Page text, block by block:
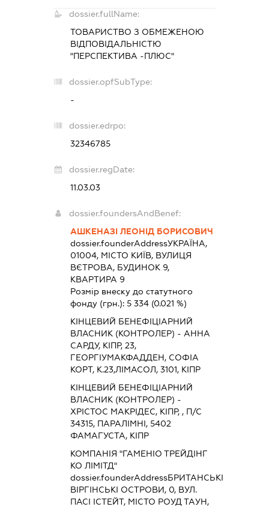
dossier.fullName:
ТОВАРИСТВО З ОБМЕЖЕНОЮ
ВІДПОВІДАЛЬНІСТЮ
"ПЕРСПЕКТИВА -ПЛЮС"
dossier.opfSubType:
-
dossier.edrpo:
32346785
dossier.regDate:
11.03.03
dossier.foundersAndBenef:
АШКЕНАЗІ ЛЕОНІД БОРИСОВИЧ
dossier.founderAddressУКРАЇНА,
01004, МІСТО КИЇВ, ВУЛИЦЯ
ВЄТРОВА, БУДИНОК 9,
КВАРТИРА 9
Розмір внеску до статутного
фонду (грн.): 5 334(0.021 %)
КІНЦЕВИЙ БЕНЕФІЦІАРНИЙ
ВЛАСНИК (КОНТРОЛЕР) - АННА
САРДУ, КІПР, 23,
ГЕОРГІУМАКФАДДЕН, СОФІА
КОРТ, К.23,ЛІМАСОЛ, 3101, КІПР
КІНЦЕВИЙ БЕНЕФІЦІАРНИЙ
ВЛАСНИК (КОНТРОЛЕР) -
ХРІСТОС МАКРІДЕС, КІПР, , П/С
34315, ПАРАЛІМНІ, 5402
ФАМАГУСТА, КІПР
КОМПАНІЯ "ГАМЕНІО ТРЕЙДІНГ
КО ЛІМІТД"
dossier.founderAddressБРИТАНСЬКІ
ВІРГІНСЬКІ ОСТРОВИ, 0, ВУЛ.
ПАСІ ІСТЕЙТ, МІСТО РОУД ТАУН,